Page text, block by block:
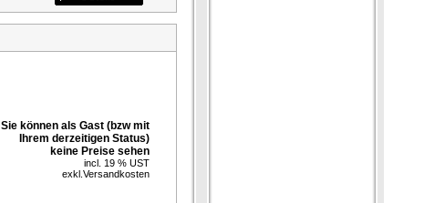
Sie können als Gast (bzw mit
Ihrem derzeitigen Status)
keine Preise sehen
incl. 19 % UST
exkl. Versandkosten